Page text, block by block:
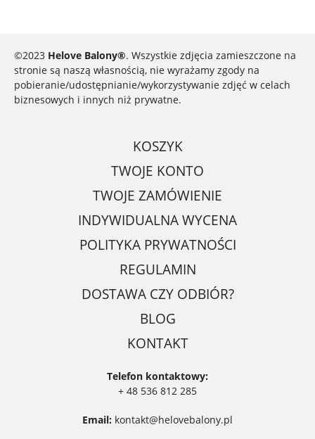
©2023 Helove Balony®. Wszystkie zdjęcia zamieszczone na
stronie są naszą własnością, nie wyrażamy zgody na
pobieranie/udostępnianie/wykorzystywanie zdjęć w celach
biznesowych i innych niż prywatne.
KOSZYK
TWOJE KONTO
TWOJE ZAMÓWIENIE
INDYWIDUALNA WYCENA
POLITYKA PRYWATNOŚCI
REGULAMIN
DOSTAWA CZY ODBIÓR?
BLOG
KONTAKT
Telefon kontaktowy:
+ 48 536 812 285
Email: kontakt@helovebalony.pl